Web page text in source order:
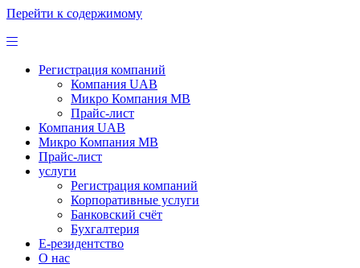
Перейти к содержимому
Регистрация компаний
Компания UAB
Микро Компания MB
Прайс-лист
Компания UAB
Микро Компания MB
Прайс-лист
услуги
Регистрация компаний
Корпоративные услуги
Банковский счёт
Бухгалтерия
Е-резидентство
О нас